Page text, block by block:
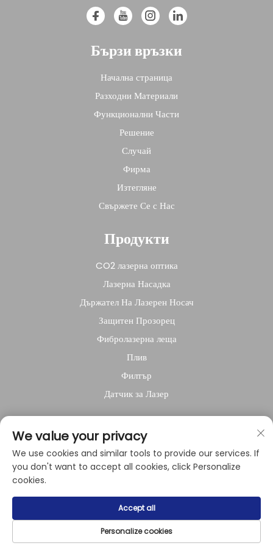
Бързи връзки
Начална страница
Разходни Материали
Функционални Части
Решение
Случай
Фирма
Изтегляне
Свържете Се с Нас
Продукти
CO2 лазерна оптика
Лазерна Насадка
Държател На Лазерен Носач
Защитен Прозорец
Фибролазерна леща
Плив
Филтър
Датчик за Лазер
За компанията
Политика за поверителност
Copyright © 2024 by Shanghai Raysoar
Electromechanical Equipment Co., Ltd.
We value your privacy
We use cookies and similar tools to provide our services. If
you don't want to accept all cookies, click Personalize
cookies.
Personalize cookies
Accept all